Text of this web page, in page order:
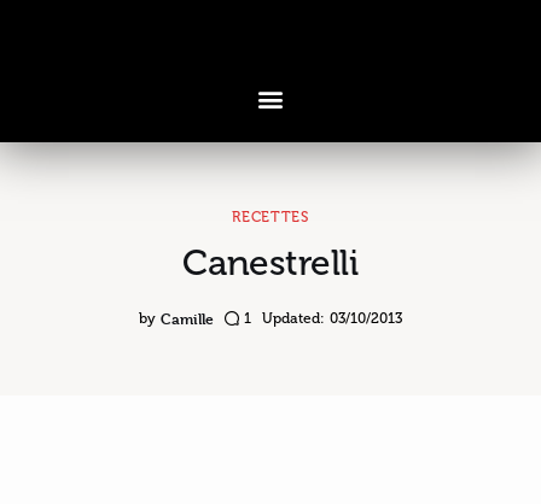
Voyages & Saveurs
Art & Design
RECETTES
Canestrelli
by Camille 1 Updated: 03/10/2013